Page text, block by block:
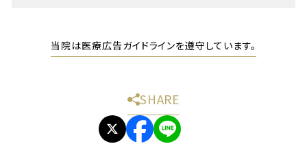
当院は医療広告ガイドラインを遵守しています。
SHARE